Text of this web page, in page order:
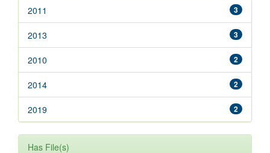
3
2011
3
2013
2
2010
2
2014
2
2019
Has File(s)